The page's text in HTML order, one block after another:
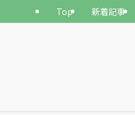
Top 新着記事